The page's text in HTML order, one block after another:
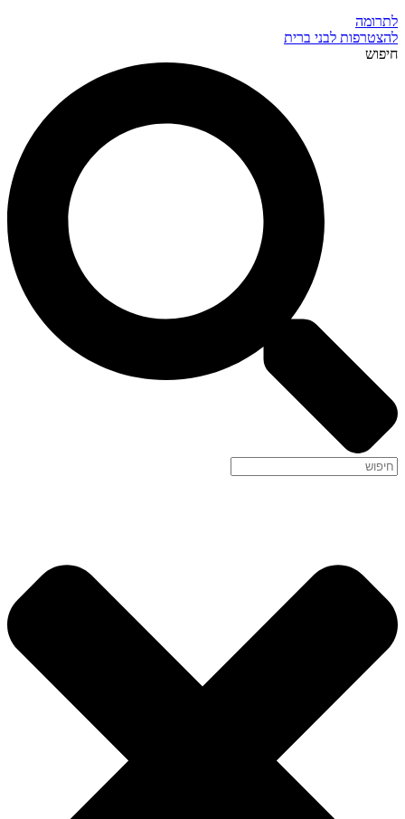
לתרומה
להצטרפות לבני ברית
חיפוש